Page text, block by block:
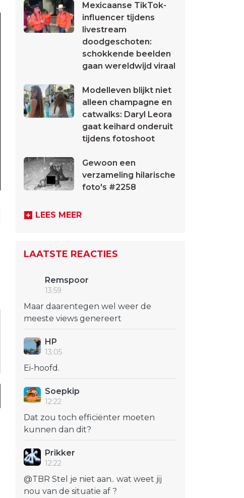
Mexicaanse TikTok-
influencer tijdens
livestream
doodgeschoten:
schokkende beelden
gaan wereldwijd viraal
Modelleven blijkt niet
alleen champagne en
catwalks: Daryl Leora
gaat keihard onderuit
tijdens fotoshoot
Gewoon een
verzameling hilarische
foto's #2258
LEES MEER
LAATSTE REACTIES
Remspoor
13:59
Maar daarentegen wel weer de
meeste views genereert
HP
13:05
Ei-hoofd.
Soepkip
12:22
Dat zou toch efficiënter moeten
kunnen dan dit?
Prikker
12:22
@TBR Stel je niet aan.. wat weet jij
nou van de situatie af ?